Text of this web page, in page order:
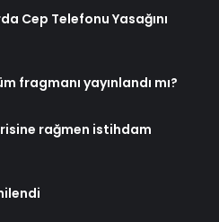
Cep Telefonu Yasağını
fragmanı yayınlandı mı?
rağmen istihdam